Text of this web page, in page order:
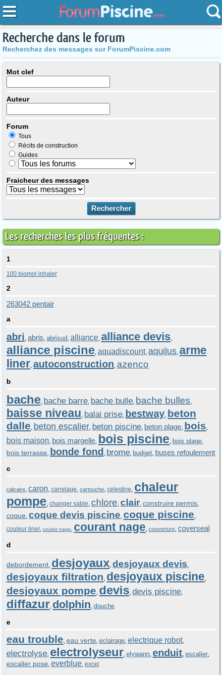
Recherche dans le forum
Recherchez des messages sur ForumPiscine.com
Mot clef
Auteur
Forum
Tous
Récits de construction
Guides
Fraicheur des messages
Les recherches les plus fréquentes :
1
100 biomol inhaler
2
263042 pentair
a
abri, abris, abrisud, alliance, alliance devis,
alliance piscine, aquadiscount, aquilus, arme
liner, autoconstruction, azenco
b
bache, bache barre, bache bulle, bache bulles,
baisse niveau, balai prise, bestway, beton
dalle, beton escalier, beton piscine, beton plage, bois,
bois maison, bois margelle, bois piscine, bois plage,
bois terrasse, bonde fond , brome, budget, buses refoulement
c
calcaire, caron, carrelage, cartouche, celestine, chaleur
pompe, changer sable, chlore, clair, construire permis,
coque, coque devis piscine, coque piscine,
couleur liner, couloir nage, courant nage, couverture, coverseal
d
debordement, desjoyaux, desjoyaux devis,
desjoyaux filtration, desjoyaux piscine,
desjoyaux pompe, devis, devis piscine,
diffazur, dolphin, douche
e
eau trouble, eau verte, eclairage, electrique robot,
electrolyse, electrolyseur, elywann, enduit, escalier,
escalier pose, everblue, excel